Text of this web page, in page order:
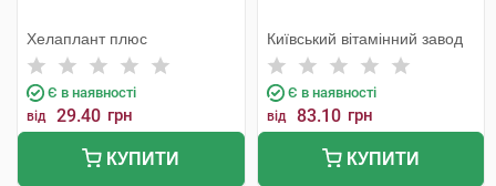
Хелаплант плюс
Є в наявності
від 29.40 грн
КУПИТИ
Київський вітамінний завод
Є в наявності
від 83.10 грн
КУПИТИ